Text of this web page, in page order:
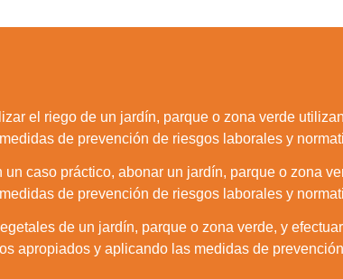
el riego de un jardín, parque o zona verde
de prevención de riesgos laborales y
caso práctico, abonar un jardín, parque o zona
de prevención de riesgos laborales y
de un jardín, parque o zona verde, y
apropiados y aplicando las medidas de